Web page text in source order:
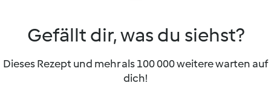
Gefällt dir, was du siehst?
Dieses Rezept und mehr als 100 000 weitere warten auf
dich!